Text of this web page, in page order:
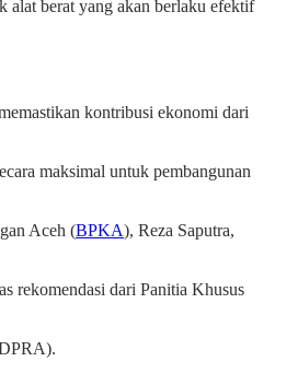
alat berat yang akan berlaku efektif
kontribusi ekonomi dari
maksimal untuk pembangunan
Aceh (BPKA), Reza Saputra,
rekomendasi dari Panitia Khusus